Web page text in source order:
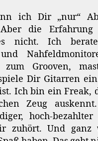
ich Dir „nur“
die Erfahrung
nicht. Ich
zum Grooven,
Dir Gitarren
Ich bin ein Freak,
Zeug
hoch-
zuhört. Und ganz